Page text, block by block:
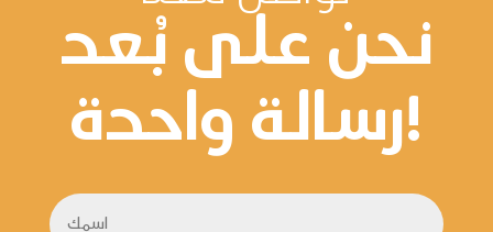
نحن على بُعد
رسالة واحدة!